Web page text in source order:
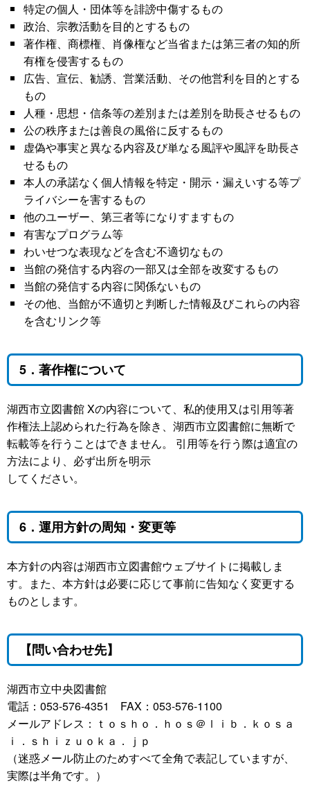
特定の個人・団体等を誹謗中傷するもの
政治、宗教活動を目的とするもの
著作権、商標権、肖像権など当省または第三者の知的所
有権を侵害するもの
広告、宣伝、勧誘、営業活動、その他営利を目的とする
もの
人種・思想・信条等の差別または差別を助長させるもの
公の秩序または善良の風俗に反するもの
虚偽や事実と異なる内容及び単なる風評や風評を助長さ
せるもの
本人の承諾なく個人情報を特定・開示・漏えいする等プ
ライバシーを害するもの
他のユーザー、第三者等になりすますもの
有害なプログラム等
わいせつな表現などを含む不適切なもの
当館の発信する内容の一部又は全部を改変するもの
当館の発信する内容に関係ないもの
その他、当館が不適切と判断した情報及びこれらの内容
を含むリンク等
5．著作権について
湖西市立図書館 Xの内容について、私的使用又は引用等著
作権法上認められた行為を除き、湖西市立図書館に無断で
転載等を行うことはできません。 引用等を行う際は適宜の
方法により、必ず出所を明示
してください。
6．運用方針の周知・変更等
本方針の内容は湖西市立図書館ウェブサイトに掲載しま
す。また、本方針は必要に応じて事前に告知なく変更する
ものとします。
【問い合わせ先】
湖西市立中央図書館
電話：053-576-4351 FAX：053-576-1100
メールアドレス：ｔｏｓｈｏ．ｈｏｓ＠ｌｉｂ．ｋｏｓａ
ｉ．ｓｈｉｚｕｏｋａ．ｊｐ
（迷惑メール防止のためすべて全角で表記していますが、
実際は半角です。）